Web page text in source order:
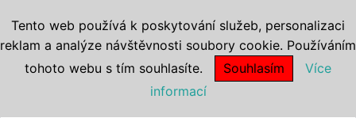
Tento web používá k poskytování služeb, personalizaci
reklam a analýze návštěvnosti soubory cookie. Používáním
tohoto webu s tím souhlasíte.
Souhlasím
Více
informací